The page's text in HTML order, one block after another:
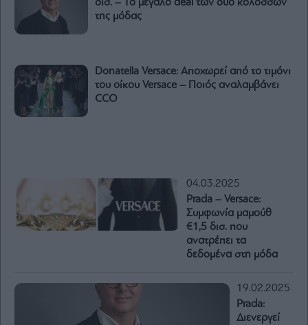
δισ. – Το μεγάλο deal των δύο κολοσσών
της μόδας
Donatella Versace: Αποχωρεί από το τιμόνι
του οίκου Versace – Ποιός αναλαμβάνει
CCO
04.03.2025
Prada – Versace:
Συμφωνία μαμούθ
€1,5 δισ. που
ανατρέπει τα
δεδομένα στη μόδα
19.02.2025
Prada:
Διενεργεί